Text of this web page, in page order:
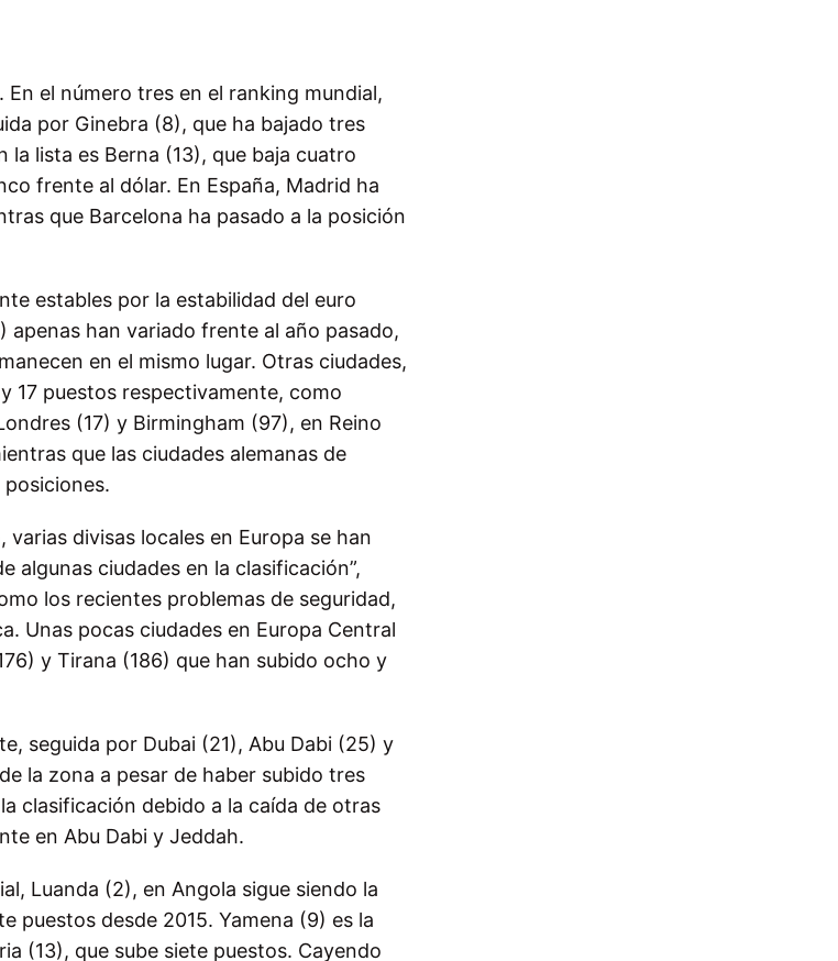
el número tres en el ranking mundial,
por Ginebra (8), que ha bajado tres
la lista es Berna (13), que baja cuatro
frente al dólar. En España, Madrid ha
que Barcelona ha pasado a la posición
estables por la estabilidad del euro
han variado frente al año pasado,
en el mismo lugar. Otras ciudades,
17 puestos respectivamente, como
(17) y Birmingham (97), en Reino
que las ciudades alemanas de
divisas locales en Europa se han
algunas ciudades en la clasificación”,
los recientes problemas de seguridad,
Unas pocas ciudades en Europa Central
y Tirana (186) que han subido ocho y
seguida por Dubai (21), Abu Dabi (25) y
la zona a pesar de haber subido tres
clasificación debido a la caída de otras
en Abu Dabi y Jeddah.
Luanda (2), en Angola sigue siendo la
puestos desde 2015. Yamena (9) es la
(13), que sube siete puestos. Cayendo